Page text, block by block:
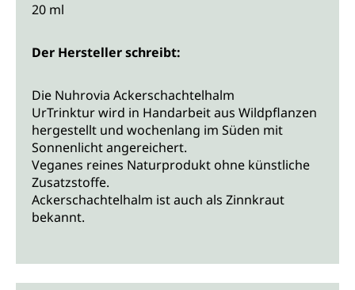
20 ml
Der Hersteller schreibt:
Die Nuhrovia Ackerschachtelhalm
UrTrinktur wird in Handarbeit aus Wildpflanzen
hergestellt und wochenlang im Süden mit
Sonnenlicht angereichert.
Veganes reines Naturprodukt ohne künstliche
Zusatzstoffe.
Ackerschachtelhalm ist auch als Zinnkraut
bekannt.